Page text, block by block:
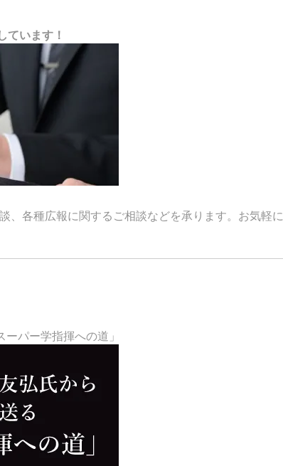
ています！
、各種広報に関するご相談などを承ります。お気軽に
パー学指揮への道」